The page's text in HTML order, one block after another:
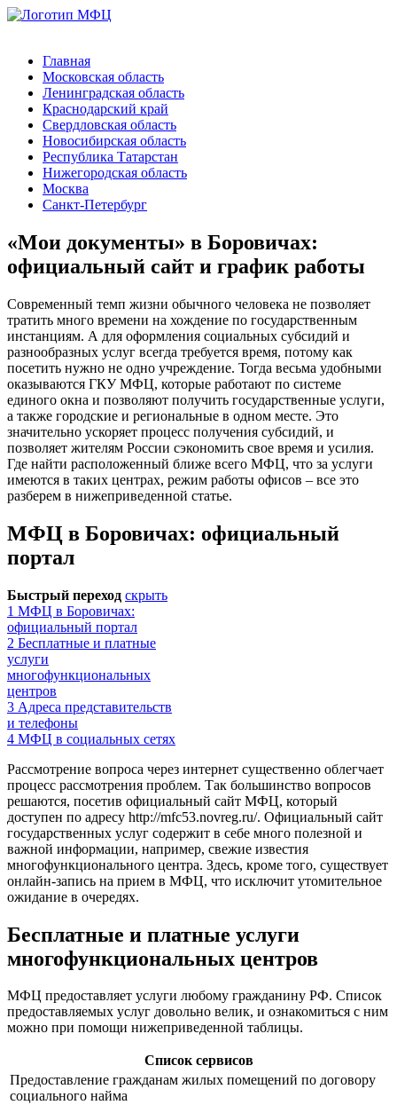
Главная
Московская область
Ленинградская область
Краснодарский край
Свердловская область
Новосибирская область
Республика Татарстан
Нижегородская область
Москва
Санкт-Петербург
«Мои документы» в Боровичах:
официальный сайт и график работы
Современный темп жизни обычного человека не позволяет
тратить много времени на хождение по государственным
инстанциям. А для оформления социальных субсидий и
разнообразных услуг всегда требуется время, потому как
посетить нужно не одно учреждение. Тогда весьма удобными
оказываются ГКУ МФЦ, которые работают по системе
единого окна и позволяют получить государственные услуги,
а также городские и региональные в одном месте. Это
значительно ускоряет процесс получения субсидий, и
позволяет жителям России сэкономить свое время и усилия.
Где найти расположенный ближе всего МФЦ, что за услуги
имеются в таких центрах, режим работы офисов – все это
разберем в нижеприведенной статье.
МФЦ в Боровичах: официальный
портал
Быстрый переход скрыть
1 МФЦ в Боровичах:
официальный портал
2 Бесплатные и платные
услуги
многофункциональных
центров
3 Адреса представительств
и телефоны
4 МФЦ в социальных сетях
Рассмотрение вопроса через интернет существенно облегчает
процесс рассмотрения проблем. Так большинство вопросов
решаются, посетив официальный сайт МФЦ, который
доступен по адресу http://mfc53.novreg.ru/. Официальный сайт
государственных услуг содержит в себе много полезной и
важной информации, например, свежие известия
многофункционального центра. Здесь, кроме того, существует
онлайн-запись на прием в МФЦ, что исключит утомительное
ожидание в очередях.
Бесплатные и платные услуги
многофункциональных центров
МФЦ предоставляет услуги любому гражданину РФ. Список
предоставляемых услуг довольно велик, и ознакомиться с ним
можно при помощи нижеприведенной таблицы.
Список сервисов
Предоставление гражданам жилых помещений по договору
социального найма